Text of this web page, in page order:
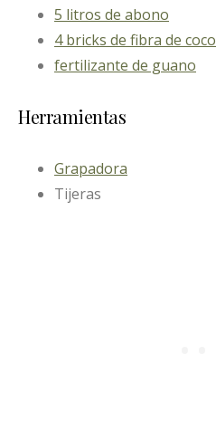
5 litros de abono
4 bricks de fibra de coco
fertilizante de guano
Herramientas
Grapadora
Tijeras